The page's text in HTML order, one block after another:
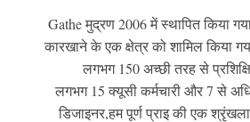
Gathe मुद्रण 2006 में स्थापित किया
कारखाने के एक क्षेत्र को शामिल किया
लगभग 150 अच्छी तरह से
लगभग 15 क्यूसी कर्मचारी और 7 से
डिजाइनर,हम पूर्ण प्राइ की एक